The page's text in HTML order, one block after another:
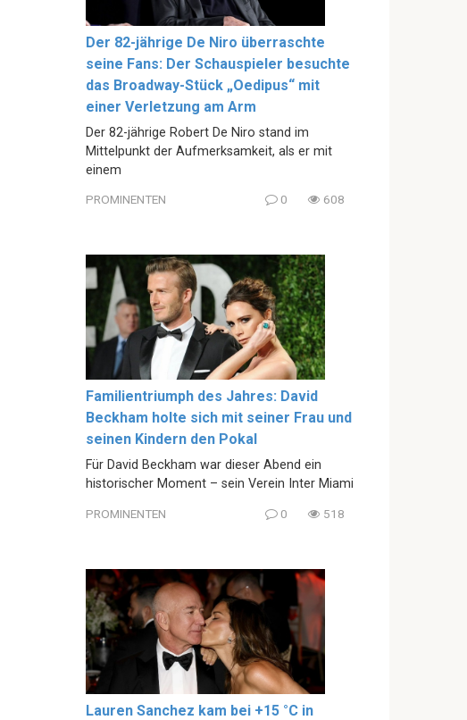
Der 82-jährige De Niro überraschte
seine Fans: Der Schauspieler besuchte
das Broadway-Stück „Oedipus“ mit
einer Verletzung am Arm
Der 82-jährige Robert De Niro stand im
Mittelpunkt der Aufmerksamkeit, als er mit
einem
PROMINENTEN 0 608
Familientriumph des Jahres: David
Beckham holte sich mit seiner Frau und
seinen Kindern den Pokal
Für David Beckham war dieser Abend ein
historischer Moment – sein Verein Inter Miami
PROMINENTEN 0 518
Lauren Sanchez kam bei +15 °C in